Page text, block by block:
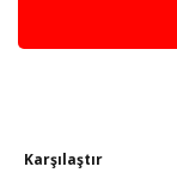
Karşılaştır